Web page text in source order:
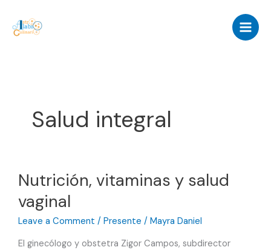
content
Salud integral
Nutrición, vitaminas y salud
vaginal
Leave a Comment / Presente / Mayra Daniel
El ginecólogo y obstetra Zigor Campos, subdirector